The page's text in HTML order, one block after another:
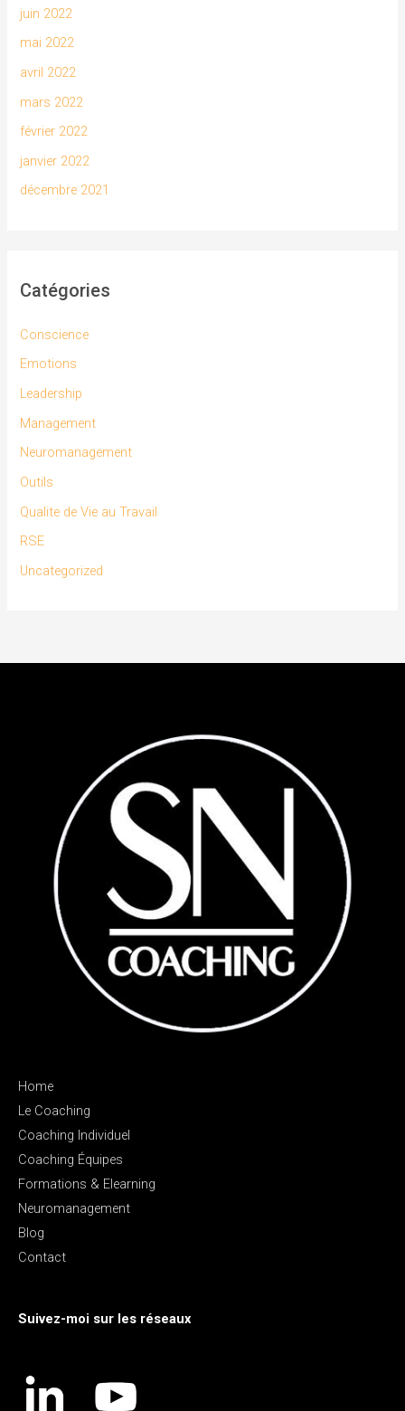
juin 2022
mai 2022
avril 2022
mars 2022
février 2022
janvier 2022
décembre 2021
Catégories
Conscience
Emotions
Leadership
Management
Neuromanagement
Outils
Qualite de Vie au Travail
RSE
Uncategorized
Home
Le Coaching
Coaching Individuel
Coaching Équipes
Formations & Elearning
Neuromanagement
Blog
Contact
Suivez-moi sur les réseaux